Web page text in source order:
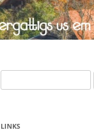
nach:
LINKS